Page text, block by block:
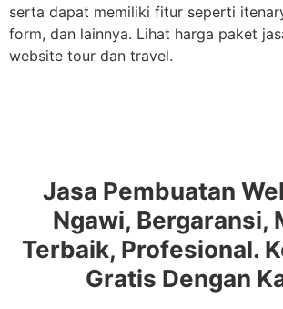
serta dapat memiliki fitur seperti
form, dan lainnya. Lihat harga paket
website tour dan travel.
Jasa Pembuatan
Ngawi, Bergaransi,
Terbaik, Profesional.
Gratis Dengan